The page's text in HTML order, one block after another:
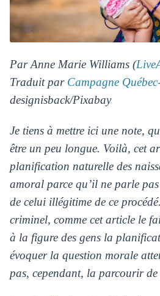
Par Anne Marie Williams (
Traduit par Campagne
designisback/Pixabay
Je tiens à mettre ici une note,
être un peu longue. Voilà, cet
planification naturelle des
amoral parce qu’il ne parle
de celui illégitime de ce
criminel, comme cet article le
à la figure des gens la
évoquer la question morale
pas, cependant, la parcourir